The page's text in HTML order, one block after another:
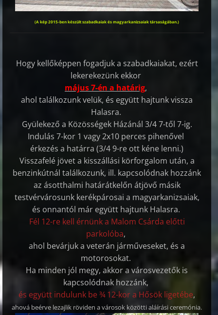
(A kép 2015-ben készült szabadkaiak és magyarkanizsaiak társaságában.)
Hogy kellőképpen fogadjuk a szabadkaiakat, ezért
lekerekezünk ekkor
május 7-én a határig,
ahol találkozunk velük, és együtt hajtunk vissza
Halasra.
Gyülekező a Közösségek Házánál 3/4 7-től 7-ig.
Indulás 7-kor 1 vagy 2x10 perces pihenővel
érkezés a határra (3/4 9-re ott kéne lenni.)
Visszafelé jövet a kisszállási körforgalom után, a
benzinkútnál találkozunk, ill. kapcsolódnak hozzánk
az ásotthalmi határátkelőn átjövő másik
testvérvárosunk kerékpárosai a magyarkanizsaiak,
és onnantól már együtt hajtunk Halasra.
Fél 12-re kell érnünk a Malom Csárda előtti
parkolóba,
ahol bevárjuk a veterán járműveseket, és a
motorosokat.
Ha minden jól megy, akkor a városvezetők is
kapcsolódnak hozzánk,
és együtt indulunk be ¾ 12-kor a Hősök ligetébe,
ahová beérve lezajlik röviden a városok közötti aláírási ceremónia.